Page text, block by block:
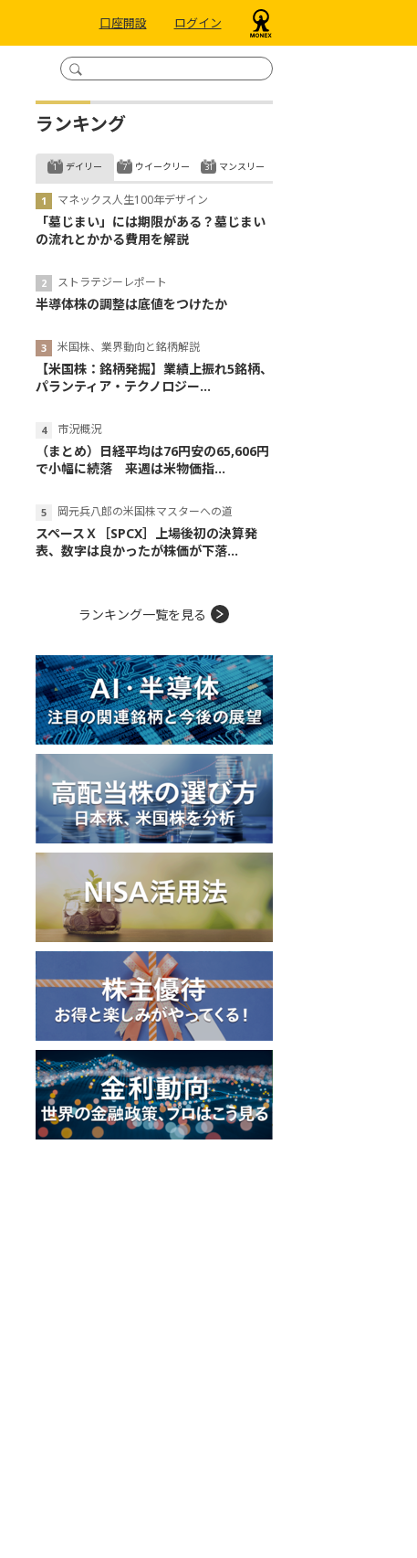
口座開設 ログイン
ランキング
デイリー
マネックス人生100年デザイン
「墓じまい」には期限がある？墓じまい
の流れとかかる費用を解説
ストラテジーレポート
半導体株の調整は底値をつけたか
米国株、業界動向と銘柄解説
【米国株：銘柄発掘】業績上振れ5銘柄、
パランティア・テクノロジー...
市況概況
（まとめ）日経平均は76円安の65,606円
で小幅に続落 来週は米物価指...
岡元兵八郎の米国株マスターへの道
スペースＸ［SPCX］上場後初の決算発
表、数字は良かったが株価が下落...
ウイークリー マンスリー
ランキング一覧を見る